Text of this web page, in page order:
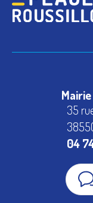
35
04